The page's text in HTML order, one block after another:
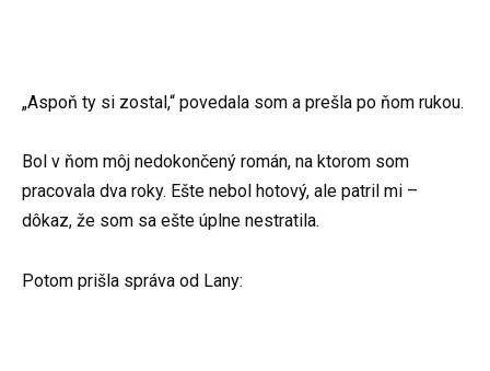
„Aspoň ty si zostal,“ povedala som a prešla po ňom rukou.
Bol v ňom môj nedokončený román, na ktorom som
pracovala dva roky. Ešte nebol hotový, ale patril mi –
dôkaz, že som sa ešte úplne nestratila.
Potom prišla správa od Lany: